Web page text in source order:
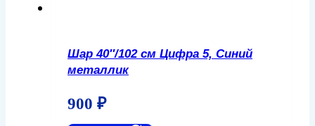
Шар 40″/102 см Цифра 5, Синий
металлик
900 ₽